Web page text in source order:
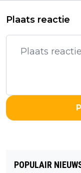
Plaats reactie
POPULAIR